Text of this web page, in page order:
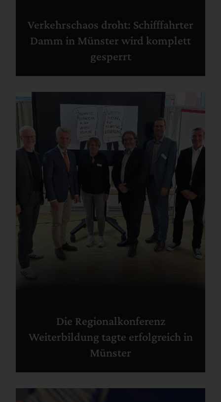
Verkehrschaos droht: Schifffahrter
Damm in Münster wird komplett
gesperrt
Die Regionalkonferenz
Weiterbildung tagte erfolgreich in
Münster